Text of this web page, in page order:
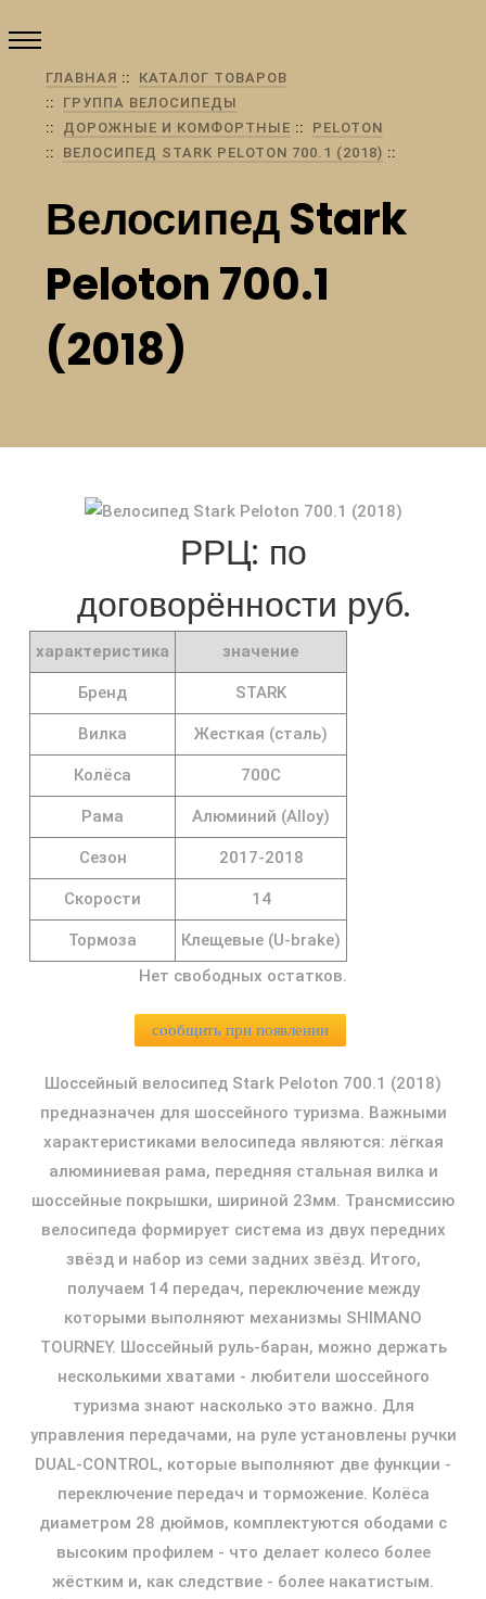
ГЛАВНАЯ
КАТАЛОГ ТОВАРОВ
ГРУППА ВЕЛОСИПЕДЫ
ДОРОЖНЫЕ И КОМФОРТНЫЕ
PELOTON
ВЕЛОСИПЕД STARK PELOTON 700.1 (2018)
Велосипед Stark
Peloton 700.1
(2018)
РРЦ: по
договорённости руб.
характеристика значение
Бренд STARK
Вилка Жесткая (сталь)
Колёса 700C
Рама Алюминий (Alloy)
Сезон 2017-2018
Скорости 14
Тормоза
Клещевые (U-brake)
Нет свободных остатков.
сообщить при появлении
Шоссейный велосипед Stark Peloton 700.1 (2018)
предназначен для шоссейного туризма. Важными
характеристиками велосипеда являются: лёгкая
алюминиевая рама, передняя стальная вилка и
шоссейные покрышки, шириной 23мм. Трансмиссию
велосипеда формирует система из двух передних
звёзд и набор из семи задних звёзд. Итого,
получаем 14 передач, переключение между
которыми выполняют механизмы SHIMANO
TOURNEY. Шоссейный руль-баран, можно держать
несколькими хватами - любители шоссейного
туризма знают насколько это важно. Для
управления передачами, на руле установлены ручки
DUAL-CONTROL, которые выполняют две функции -
переключение передач и торможение. Колёса
диаметром 28 дюймов, комплектуются ободами с
высоким профилем - что делает колесо более
жёстким и, как следствие - более накатистым.